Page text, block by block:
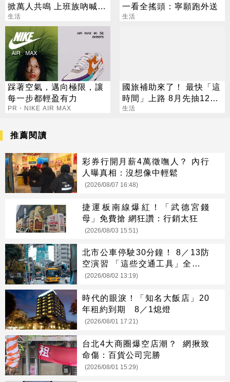
掀萬人共鳴 上班族吶喊：
這樣才活得像人
生活
一看全搖頭：寧願跑外送
生活
踩著空氣，邁向極限，讓
每一步都輕盈有力
PR・NIKE AIR MAX
國旅補助來了！ 最快「這
時間」上路 8月先抽1200
元住宿金
生活
推薦閱讀
彩券行開月薪4萬徵嘸人？ 內行
人曝真相：沒想像中輕鬆
(2026/08/07 16:48)
捷運板南線爆紅！「武德宮錢
母」免費搶 網狂讚：行銷太狂
(2026/08/03 15:51)
北市公車停駛30分鐘！ 8／13防
空演習 「這些交通工具」全面管
制
(2026/08/02 13:19)
時代的眼淚！「知名大飯店」20
年租約到期 8／1熄燈
(2026/08/01 17:21)
台北4大商圈爆空店潮？ 網揪致
命傷：百貨公司完勝
(2026/08/01 15:29)